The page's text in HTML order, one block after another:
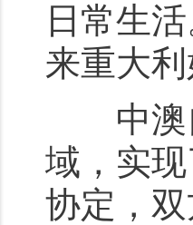
日常生
来重大利
中澳自
域，实
协定，